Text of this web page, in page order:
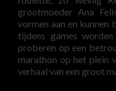
grootmoeder Ana
vormen aan en kunnen
tijdens games
proberen op een
marathon op het plein
verhaal van een groot